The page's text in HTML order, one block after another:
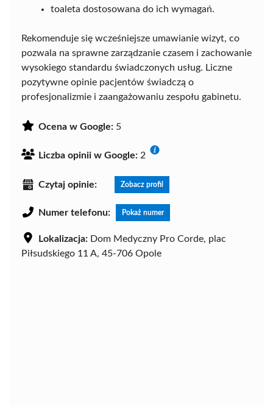
toaleta dostosowana do ich wymagań.
Rekomenduje się wcześniejsze umawianie wizyt, co
pozwala na sprawne zarządzanie czasem i zachowanie
wysokiego standardu świadczonych usług. Liczne
pozytywne opinie pacjentów świadczą o
profesjonalizmie i zaangażowaniu zespołu gabinetu.
Ocena w Google: 5
Liczba opinii w Google: 2
Czytaj opinie: Zobacz profil
Numer telefonu: Pokaż numer
Lokalizacja: Dom Medyczny Pro Corde, plac
Piłsudskiego 11 A, 45-706 Opole